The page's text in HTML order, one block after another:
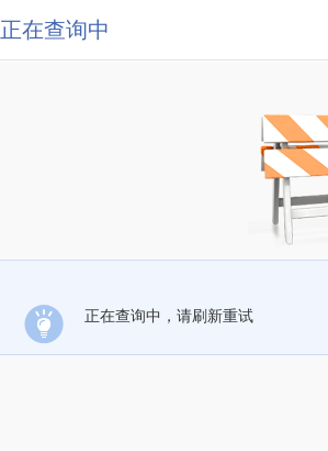
正在查询中
正在查询中，请刷新重试